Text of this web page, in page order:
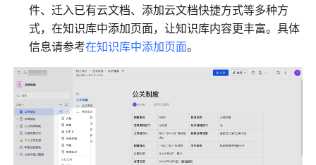
件、迁入已有云文档、添加云文档快捷方式等多种方
式，在知识库中添加页面，让知识库内容更丰富。具体
信息请参考在知识库中添加页面。